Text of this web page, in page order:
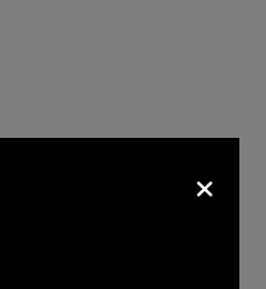
August 9-
×